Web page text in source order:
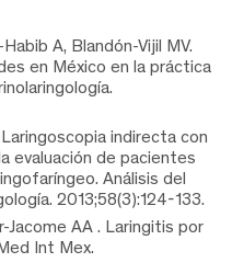
A, Blandón-Vijil MV.
en México en la práctica
indirecta con
evaluación de pacientes
Análisis del
2013;58(3):124-133.
Jacome AA . Laringitis por
Int Mex.